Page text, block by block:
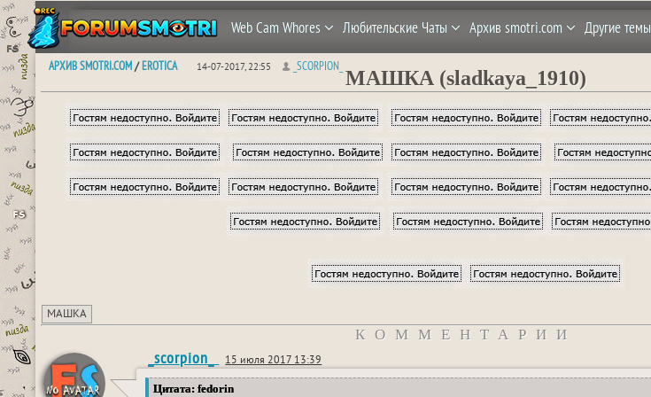
Web Cam Whores Любительские Чаты Архив smotri.com Другие темы
АРХИВ SMOTRI.COM/EROTICA 14-07-2017, 22:55 _SCORPION_
МАШКА (sladkaya_1910)
МАШКА
КОММЕНТАРИИ
_scorpion_ 15 июля 2017 13:39
Цитата: fedorin